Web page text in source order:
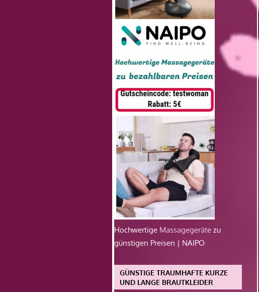
Hochwertige Massagegeräte zu
günstigen Preisen | NAIPO
GÜNSTIGE TRAUMHAFTE KURZE
UND LANGE BRAUTKLEIDER